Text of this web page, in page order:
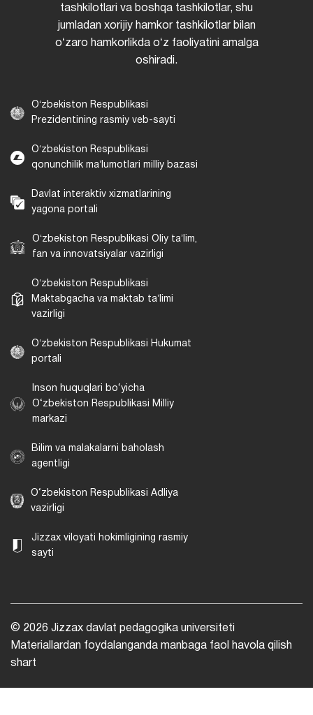
tashkilotlari va boshqa tashkilotlar, shu
jumladan xorijiy hamkor tashkilotlar bilan
oʻzaro hamkorlikda oʻz faoliyatini amalga
oshiradi.
Oʻzbekiston Respublikasi
Prezidentining rasmiy veb-sayti
Oʻzbekiston Respublikasi
qonunchilik maʼlumotlari milliy bazasi
Davlat interaktiv xizmatlarining
yagona portali
Oʻzbekiston Respublikasi Oliy taʼlim,
fan va innovatsiyalar vazirligi
Oʻzbekiston Respublikasi
Maktabgacha va maktab taʼlimi
vazirligi
Oʻzbekiston Respublikasi Hukumat
portali
Inson huquqlari bo‘yicha
O‘zbekiston Respublikasi Milliy
markazi
Bilim va malakalarni baholash
agentligi
O‘zbekiston Respublikasi Adliya
vazirligi
Jizzax viloyati hokimligining rasmiy
sayti
© 2026 Jizzax davlat pedagogika universiteti
Materiallardan foydalanganda manbaga faol havola qilish
shart